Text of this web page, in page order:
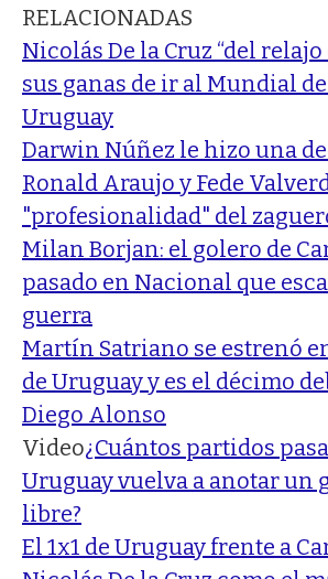
RELACIONADAS
Nicolás De la Cruz “del
sus ganas de ir al Mundial
Uruguay
Darwin Núñez le hizo una
Ronald Araujo y Fede
"profesionalidad" del
Milan Borjan: el golero de
pasado en Nacional que
guerra
Martín Satriano se estrenó
de Uruguay y es el décimo
Diego Alonso
Video¿Cuántos partidos
Uruguay vuelva a anotar un
libre?
El 1x1 de Uruguay frente a